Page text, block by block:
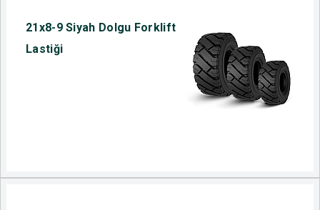
21x8-9 Siyah Dolgu Forklift
Lastiği